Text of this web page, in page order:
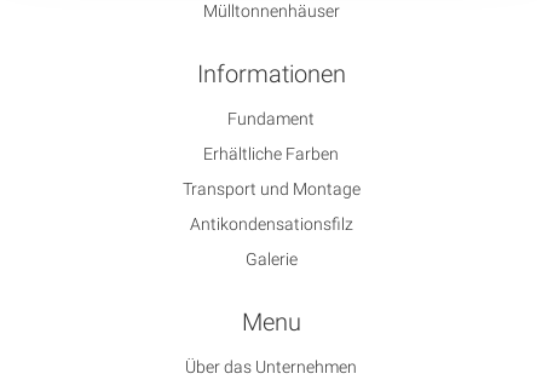
Mülltonnenhäuser
Informationen
Fundament
Erhältliche Farben
Transport und Montage
Antikondensationsfilz
Galerie
Menu
Über das Unternehmen